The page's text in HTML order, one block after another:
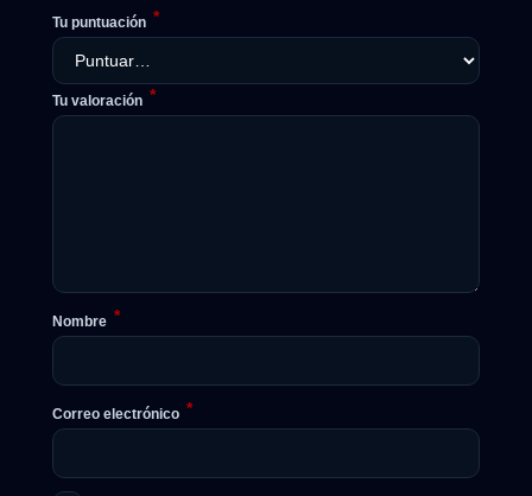
Tu puntuación *
Tu valoración *
Nombre *
Correo electrónico *